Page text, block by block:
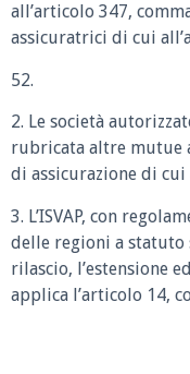
all’articolo 347,
assicuratrici di cui
52.
2. Le società
rubricata altre mutue
di assicurazione di cui
3. L’ISVAP, con
delle regioni a
rilascio, l’estensione
applica l’articolo 14,